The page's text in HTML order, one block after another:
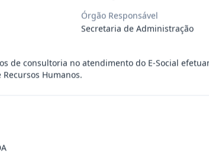
FINS DE CREDENCIAMENTO DE PESSOA JUR
E EVENTUAL CONTRATAÇÃO DE EMP
DE EMPRESA PARA LOCAÇÃO
Órgão Responsável
Secretaria de Administração
de consultoria no atendimento do E-Social
Humanos.